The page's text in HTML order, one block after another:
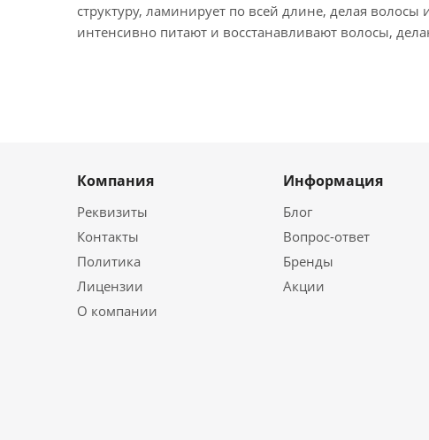
структуру, ламинирует по всей длине, делая
интенсивно питают и восстанавливают волосы,
Компания
Реквизиты
Контакты
Политика
Лицензии
О компании
Информация
Блог
Вопрос-ответ
Бренды
Акции